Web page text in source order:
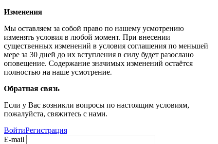
Изменения
Мы оставляем за собой право по нашему усмотрению
изменять условия в любой момент. При внесении
существенных изменений в условия соглашения по меньшей
мере за 30 дней до их вступления в силу будет разослано
оповещение. Содержание значимых изменений остаётся
полностью на наше усмотрение.
Обратная связь
Если у Вас возникли вопросы по настоящим условиям,
пожалуйста, свяжитесь с нами.
ВойтиРегистрация
E-mail